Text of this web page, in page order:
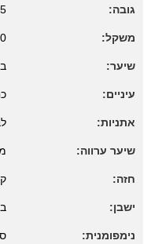
גובה: 5'1"
משקל:
שיער:
עיניים:
אתניות:
שיער ערווה:
חזה:
ישבן:
נימפומנית: